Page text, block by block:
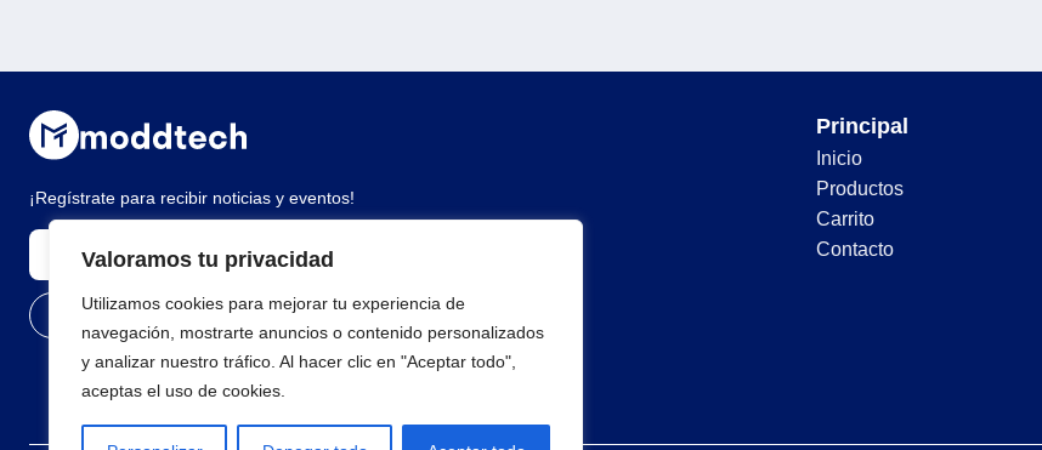
Valoramos tu privacidad
Utilizamos cookies para mejorar tu experiencia de
navegación, mostrarte anuncios o contenido personalizados
y analizar nuestro tráfico. Al hacer clic en "Aceptar todo",
aceptas el uso de cookies.
¡Regístrate para recibir noticias y eventos!
Principal
Inicio
Productos
Carrito
Contacto